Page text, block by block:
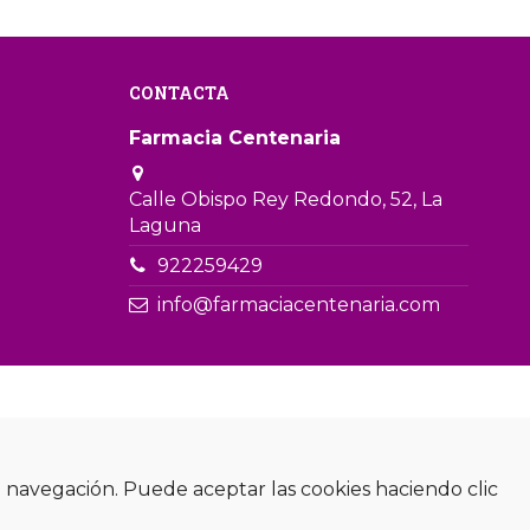
CONTACTA
Farmacia Centenaria
Calle Obispo Rey Redondo, 52, La
Laguna
922259429
info@farmaciacentenaria.com
Puede aceptar las cookies haciendo clic